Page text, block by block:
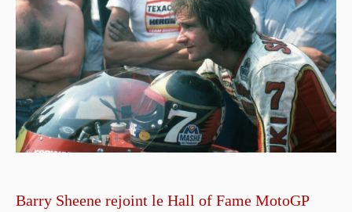
Barry Sheene rejoint le Hall of Fame MotoGP